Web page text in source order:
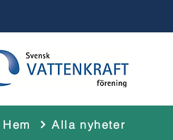
Hem Alla nyheter